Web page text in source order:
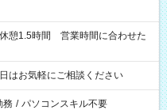
はお気軽にご相談ください
務 / パソコンスキル不要